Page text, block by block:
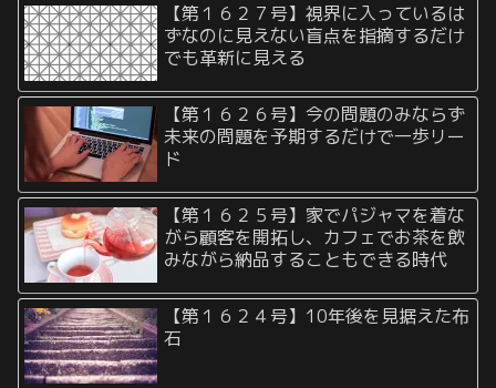
【第１６２７号】視界に入っているは
ずなのに見えない盲点を指摘するだけ
でも革新に見える
【第１６２６号】今の問題のみならず
未来の問題を予期するだけで一歩リー
ド
【第１６２５号】家でパジャマを着な
がら顧客を開拓し、カフェでお茶を飲
みながら納品することもできる時代
【第１６２４号】10年後を見据えた布
石